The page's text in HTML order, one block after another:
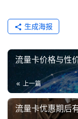
生成海报
流量卡价格与性
上一篇
流量卡优惠期后